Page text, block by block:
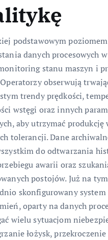
podstawowym poziomem
danych procesowych
stanu maszyn i
obserwują
trendy prędkości,
wstęgi oraz innych
aby utrzymać produkcję
tolerancji. Dane
do odtwarzania
awarii oraz
postojów. Już na
skonfigurowany
oparty na danych
wielu sytuacjom
łożysk,